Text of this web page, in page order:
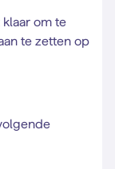
klaar om te
te zetten op